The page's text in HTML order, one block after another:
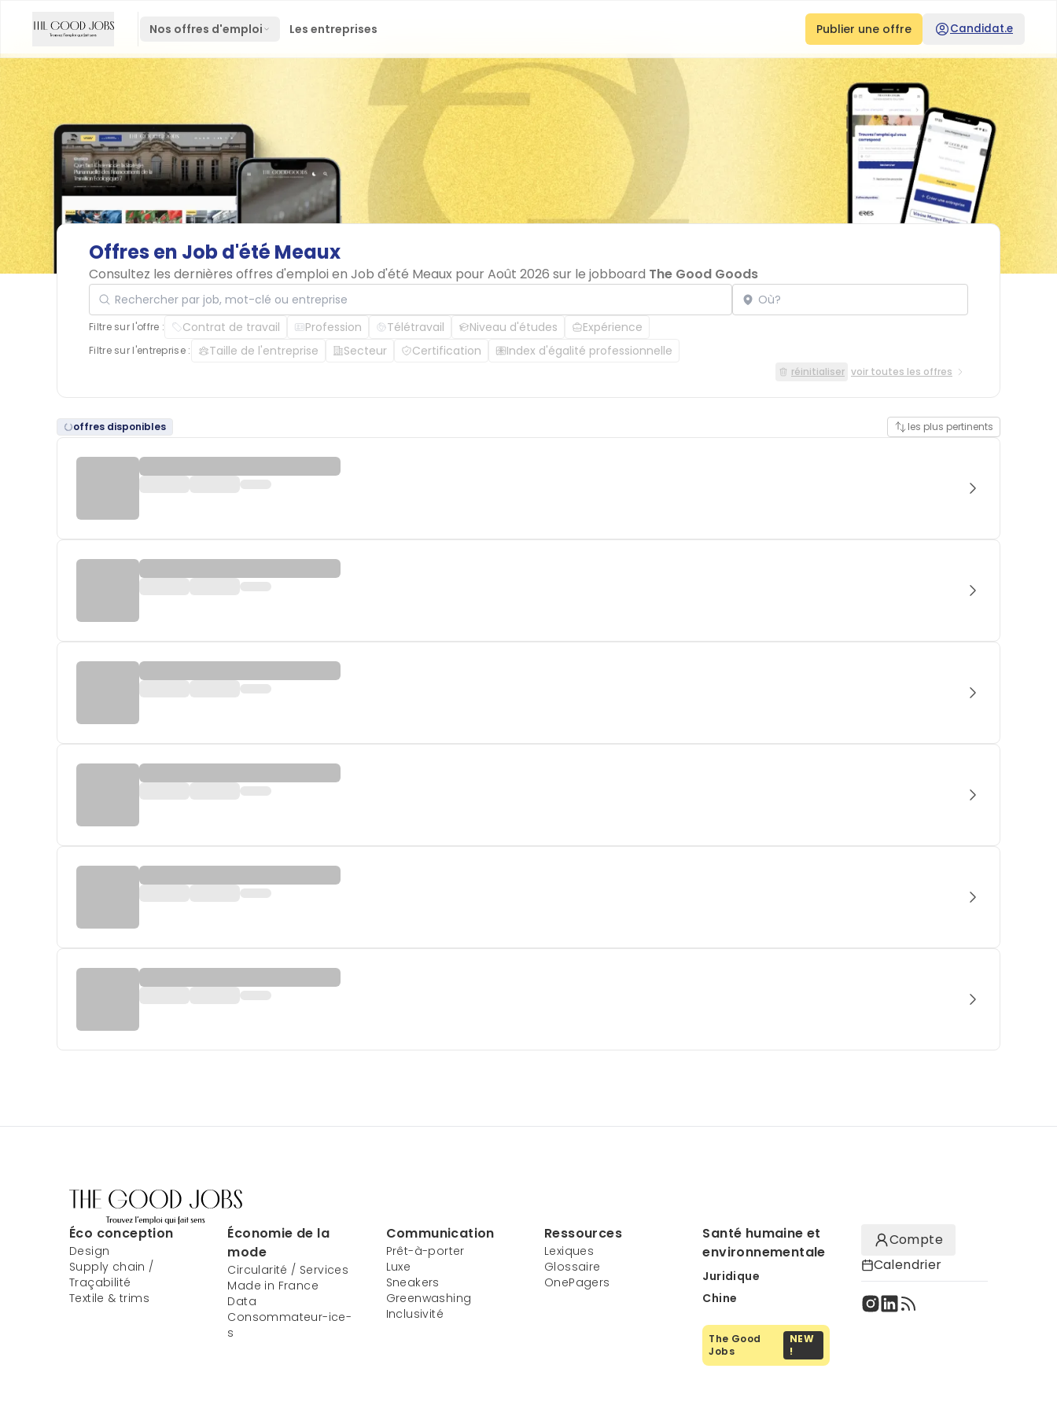
Nos offres d'emploi Les entreprises Publier une offre Candidat.e
Offres en Jobd'été Meaux
Consultez les dernières offres d'emploi en Job d'été Meaux pour Août 2026 sur le jobboard The Good Goods
Rechercher par job, mot-clé ou entreprise Localisation
Filtre sur l'offre : Contrat de travail Profession Télétravail Niveau d'études Expérience
Filtre sur l'entreprise : Taille de l'entreprise Secteur Certification Index d'égalité professionnelle
réinitialiser voir toutes les offres
offres disponibles les plus pertinents
Éco conception
Design
Supply chain /
Traçabilité
Textile & trims
Économie de la
mode
Circularité / Services
Made in France
Data
Consommateur-ice-
s
Communication
Prêt-à-porter
Luxe
Sneakers
Greenwashing
Inclusivité
Ressources
Lexiques
Glossaire
OnePagers
Santé humaine et
environnementale
Juridique
Chine
The Good
Jobs
NEW
!
Compte
Calendrier